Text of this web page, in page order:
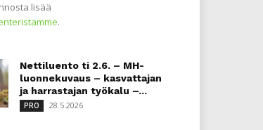
lisää
.
Nettiluento ti 2.6. – MH-
luonnekuvaus – kasvattajan
ja harrastajan työkalu –...
PRO 28.5.2026